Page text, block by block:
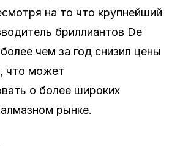
на то что крупнейший
бриллиантов De
чем за год снизил цены
что может
о более широких
рынке.